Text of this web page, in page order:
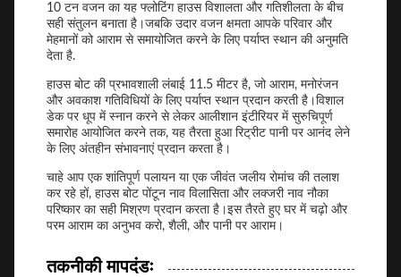
10 टन वजन का यह फ्लोटिंग हाउस विशालता और गतिशीलता के बीच
सही संतुलन बनाता है।जबकि उदार वजन क्षमता आपके परिवार और
मेहमानों को आराम से समायोजित करने के लिए पर्याप्त स्थान की अनुमति
देता है.
हाउस बोट की प्रभावशाली लंबाई 11.5 मीटर है, जो आराम, मनोरंजन
और अवकाश गतिविधियों के लिए पर्याप्त स्थान प्रदान करती है।विशाल
डेक पर धूप में स्नान करने से लेकर आलीशान इंटीरियर में सुरुचिपूर्ण
समारोह आयोजित करने तक, यह तैरता हुआ रिट्रीट पानी पर आनंद लेने
के लिए अंतहीन संभावनाएं प्रदान करता है।
चाहे आप एक शांतिपूर्ण पलायन या एक जीवंत जलीय रोमांच की तलाश
कर रहे हों, हाउस बोट पोंटून नाव विलासिता और लक्जरी नाव नौका
परिष्कार का सही मिश्रण प्रदान करता है।इस तैरते हुए घर में चढ़ो और
परम आराम का अनुभव करो, शैली, और पानी पर आराम।
तकनीकी मापदंडः